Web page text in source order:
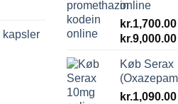
kapsler
online
kr.1,700.00
kr.9,000.00
Køb Serax
kr.1,090.00